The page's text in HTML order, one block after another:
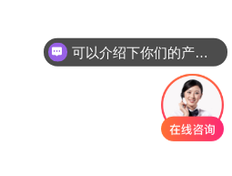
可以介绍下你们的产品么